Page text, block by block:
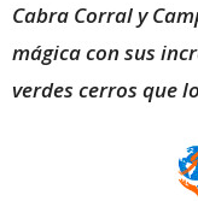
Cabra Corral y
mágica con sus
verdes cerros que